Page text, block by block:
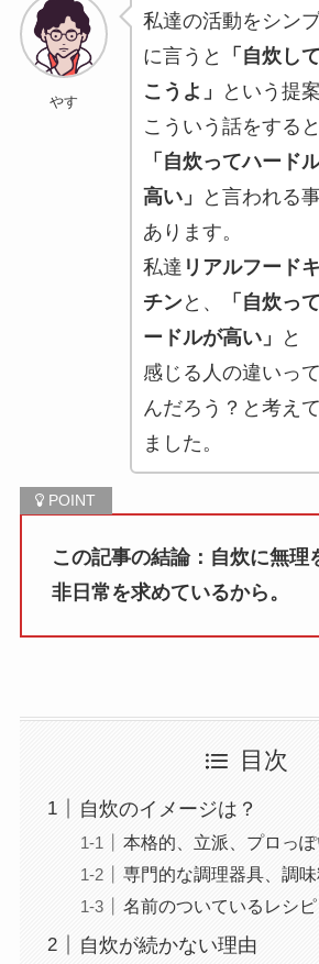
やす
私達の活動をシン
に言うと
「自炊し
こうよ」
という提案
こういう話をすると
「自炊ってハード
高い」
と言われる
あります。
私達 リアルフード
チンと、
「自炊っ
ードルが高い」
と
感じる人の違いっ
んだろう？と考え
ました。
この記事の結論：自炊に無理
非日常を求めているから。
目次
自炊のイメージは？
本格的、立派、プロっ
専門的な調理器具、調
名前のついているレシピ
自炊が続かない理由